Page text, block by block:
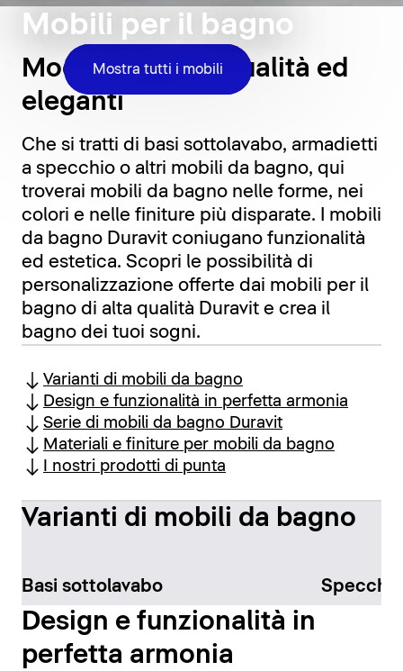
Mobili per il bagno
Mostra tutti i mobili
Moderni, di alta qualità ed
eleganti
Che si tratti di basi sottolavabo, armadietti
a specchio o altri mobili da bagno, qui
troverai mobili da bagno nelle forme, nei
colori e nelle finiture più disparate. I mobili
da bagno Duravit coniugano funzionalità
ed estetica. Scopri le possibilità di
personalizzazione offerte dai mobili per il
bagno di alta qualità Duravit e crea il
bagno dei tuoi sogni.
Varianti di mobili da bagno
Design e funzionalità in perfetta armonia
Serie di mobili da bagno Duravit
Materiali e finiture per mobili da bagno
I nostri prodotti di punta
Varianti di mobili da bagno
Basi sottolavabo Specchi
Design e funzionalità in
perfetta armonia